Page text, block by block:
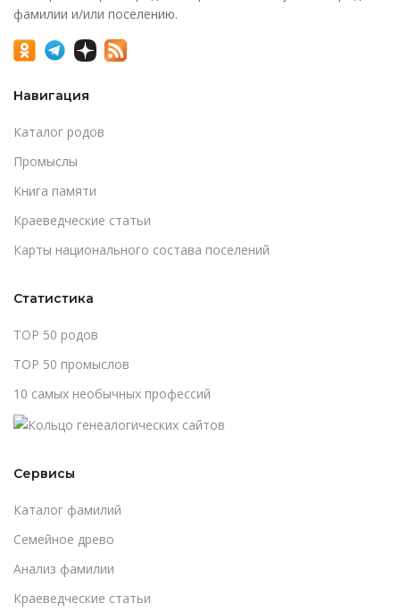
фамилии и/или поселению.
Навигация
Каталог родов
Промыслы
Книга памяти
Краеведческие статьи
Карты национального состава поселений
Статистика
TOP 50 родов
TOP 50 промыслов
10 самых необычных профессий
Сервисы
Каталог фамилий
Cемейное древо
Анализ фамилии
Краеведческие статьи